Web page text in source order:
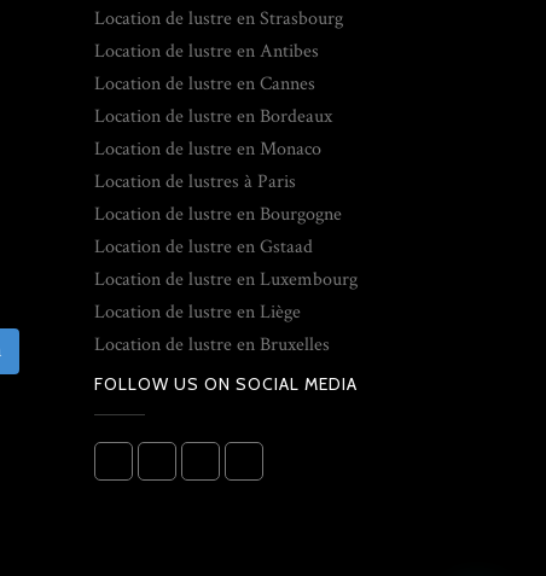
Location de lustre en Strasbourg
Location de lustre en Antibes
Location de lustre en Cannes
Location de lustre en Bordeaux
Location de lustre en Monaco
Location de lustres à Paris
Location de lustre en Bourgogne
Location de lustre en Gstaad
Location de lustre en Luxembourg
Location de lustre en Liège
Location de lustre en Bruxelles
FOLLOW US ON SOCIAL MEDIA